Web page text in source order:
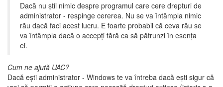
Dacă nu ştii nimic despre programul care cere drepturi de
administrator - respinge cererea. Nu se va întâmpla nimic
rău dacă faci acest lucru. E foarte probabil că ceva rău se
va întâmpla dacă o accepţi fără ca să pătrunzi în esenţa
ei.
Cum ne ajută UAC?
Dacă eşti administrator - Windows te va întreba dacă eşti sigur că